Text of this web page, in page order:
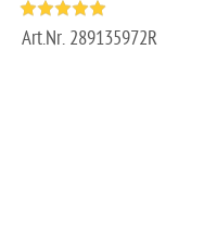
Art.Nr. 289135972R